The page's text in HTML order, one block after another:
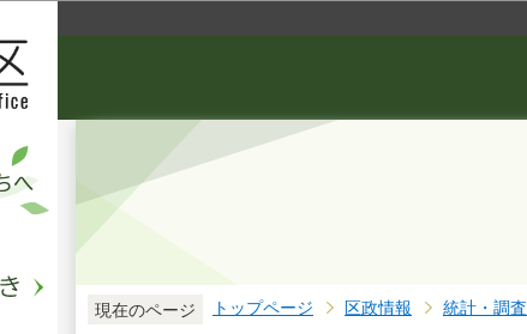
現在のページ トップページ 区政情報 統計・調査